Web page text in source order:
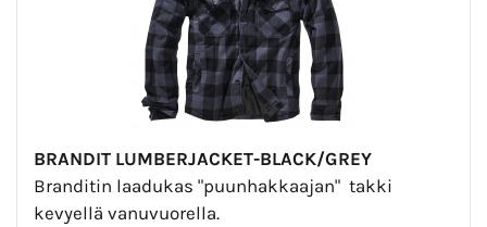
BRANDIT LUMBERJACKET-BLACK/GREY
Branditin laadukas "puunhakkaajan" takki
kevyellä vanuvuorella.